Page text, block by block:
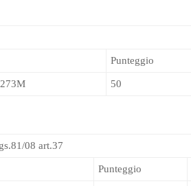
Punteggio
50
08 art.37
Punteggio